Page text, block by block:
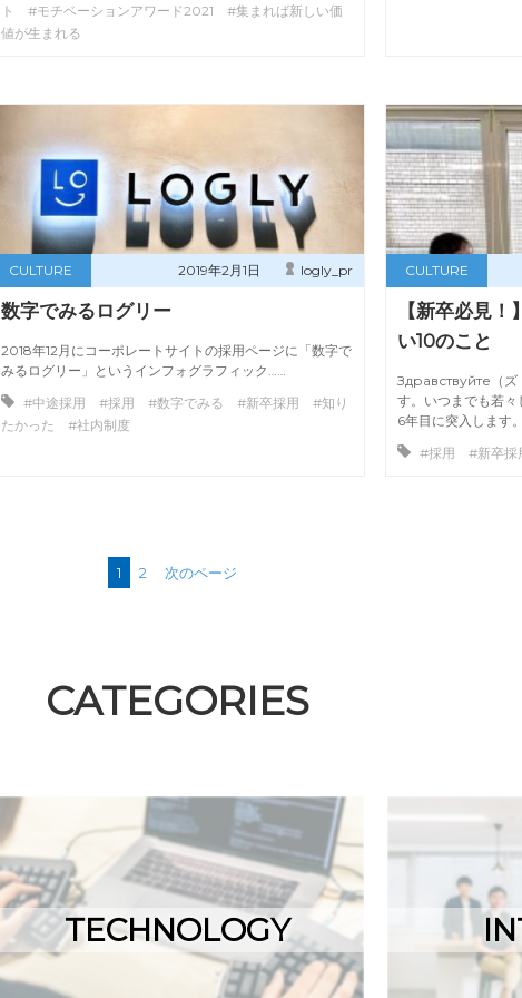
ト #モチベーションアワード2021 #集まれば新しい価
値が生まれる
CULTURE 2019年2月1日 logly_pr
数字でみるログリー
2018年12月にコーポレートサイトの採用ページに「数字で
みるログリー」というインフォグラフィック……
#中途採用 #採用 #数字でみる #新卒採用 #知り
たかった #社内制度
CULTURE
【新卒必見
い10のこと
Здравствуйте（ズ
す。いつまでも若々
6年目に突入します
#採用 #新卒採
1 2 次のページ
CATEGORIES
TECHNOLOGY